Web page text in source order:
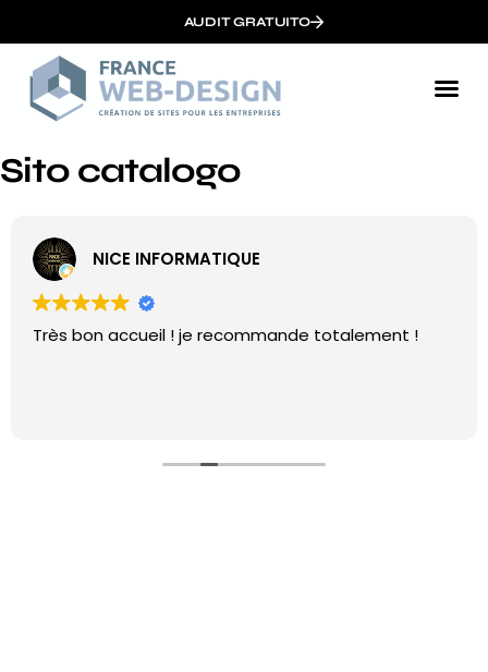
AUDIT GRATUITO
Sito catalogo
NICE INFORMATIQUE
Très bon accueil ! je recommande totalement !